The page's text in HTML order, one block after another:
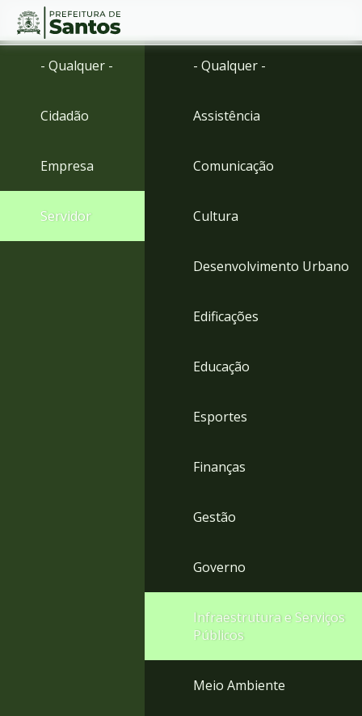
Ir
menu
para
Conteúdo
- Qualquer -
Cidadão
Empresa
Servidor
- Qualquer -
Assistência
Comunicação
Cultura
Desenvolvimento Urbano
Edificações
Educação
Esportes
Finanças
Gestão
Governo
Infraestrutura e Serviços
Públicos
Meio Ambiente